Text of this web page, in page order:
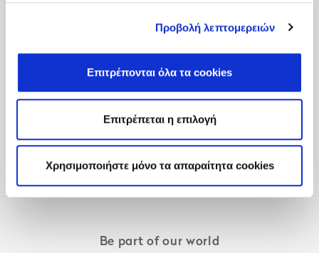
Προβολή λεπτομερειών
Επιτρέπονται όλα τα cookies
Επιτρέπεται η επιλογή
Χρησιμοποιήστε μόνο τα απαραίτητα cookies
Heraklion 71500 Crete, Greece
fodele@fodelebeach.gr
Get directions
Be part of our world